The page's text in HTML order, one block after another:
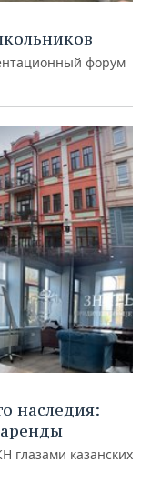
форум
наследия:
глазами казанских